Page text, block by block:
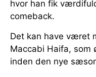
hvor han fik
comeback.
Det kan have været
Maccabi Haifa, som
inden den nye